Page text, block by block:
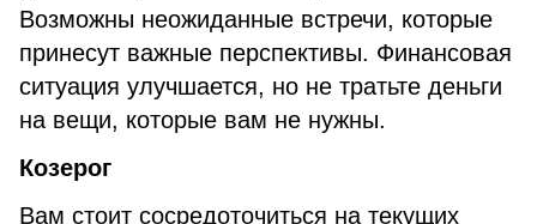
Возможны неожиданные встречи, которые
принесут важные перспективы. Финансовая
ситуация улучшается, но не тратьте деньги
на вещи, которые вам не нужны.
Козерог
Вам стоит сосредоточиться на текущих